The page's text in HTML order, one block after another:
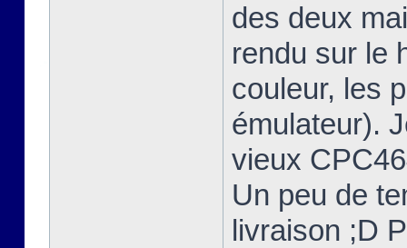
des deux
rendu sur le
couleur, les
émulateur).
vieux
Un peu de
livraison ;D